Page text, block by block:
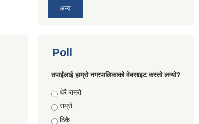
अन्य
Poll
तपाईंलाई हाम्रो नगरपालिकाको वेबसाइट कस्तो लग्यो?
Choices
धेरै राम्रो
राम्रो
ठिकै